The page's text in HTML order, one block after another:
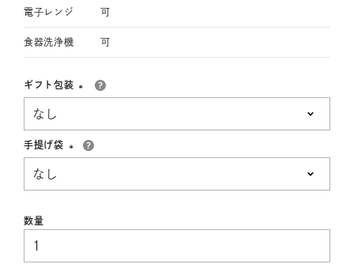
電子レンジ 可
食器洗浄機 可
ギフト包装
手提げ袋